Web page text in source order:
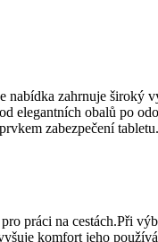
zahrnuje široký
elegantních obalů po
zabezpečení
práci na cestách.Při
komfort jeho